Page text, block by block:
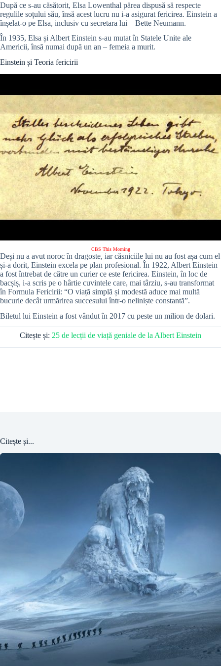
După ce s-au căsătorit, Elsa Lowenthal părea dispusă să respecte
regulile soțului său, însă acest lucru nu i-a asigurat fericirea. Einstein a
înșelat-o pe Elsa, inclusiv cu secretara lui – Bette Neumann.
În 1935, Elsa și Albert Einstein s-au mutat în Statele Unite ale
Americii, însă numai după un an – femeia a murit.
Einstein și Teoria fericirii
CBS This Morning
Deși nu a avut noroc în dragoste, iar căsniciile lui nu au fost așa cum el
și-a dorit, Einstein excela pe plan profesional. În 1922, Albert Einstein
a fost întrebat de către un curier ce este fericirea. Einstein, în loc de
bacșiș, i-a scris pe o hârtie cuvintele care, mai târziu, s-au transformat
în Formula Fericirii: “O viață simplă și modestă aduce mai multă
bucurie decât urmărirea succesului într-o neliniște constantă”.
Biletul lui Einstein a fost vândut în 2017 cu peste un milion de dolari.
Citește și: 25 de lecții de viață geniale de la Albert Einstein
Citește și...